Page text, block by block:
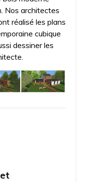
Nos architectes
réalisé les plans
cubique
dessiner les